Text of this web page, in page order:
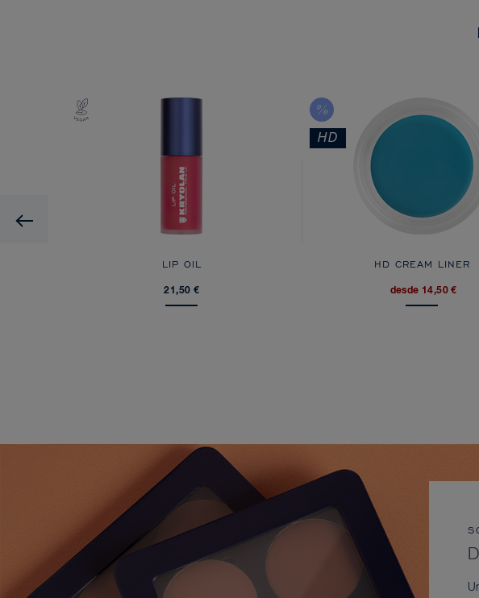
Previous
LIP OIL
21,50 €
HD CREAM LINER
desde 14,50 €
HD